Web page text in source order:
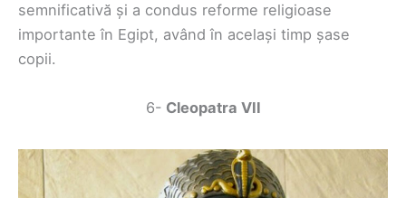
semnificativă și a condus reforme religioase
importante în Egipt, având în același timp șase
copii.
6- Cleopatra VII